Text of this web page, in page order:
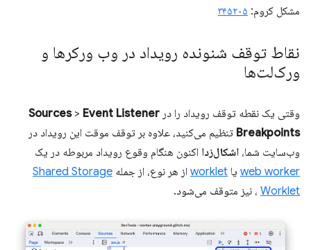
مشکل کروم: ۳۴۵۲۰۵
نقاط توقف شنونده رویداد در وب ورکرها و
ورک‌لت‌ها
وقتی یک نقطه توقف رویداد را در Sources> Event Listener
Breakpoints تنظیم می‌کنید، علاوه بر توقف موقت این رویداد در
وب‌سایت شما، اشکال‌زدا اکنون هنگام وقوع رویداد مربوطه در یک
web worker یا worklet از هر نوع، از جمله Shared Storage
Worklet ، نیز متوقف می‌شود.